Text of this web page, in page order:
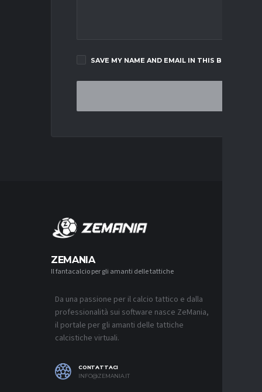
SAVE MY NAME AND EMAIL IN THIS BROWSER
ZEMANIA
Il fantacalcio per gli amanti delle tattiche
Da una passione per il calcio tattico e dalla
professionalità sui software nasce ZeMania,
il portale per gli amanti delle tattiche
calcistiche virtuali.
CONTATTACI
INFO@ZEMANIA.IT